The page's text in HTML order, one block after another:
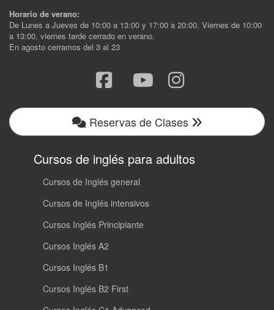
Horario de verano:
De Lunes a Jueves de 10:00 a 13:00 y 17:00 a 20:00. Viernes de 10:00
a 13:00, viernes tarde cerrado en verano.
En agosto cerramos del 3 al 23
Reservas de Clases
Cursos de inglés para adultos
Cursos de Inglés general
Cursos de Inglés intensivos
Cursos Inglés Principiante
Cursos Inglés A2
Cursos Inglés B1
Cursos Inglés B2 First